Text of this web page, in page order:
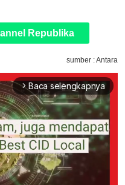
Republika
sumber : Antara
arrow_forward_ios Baca selengkapnya